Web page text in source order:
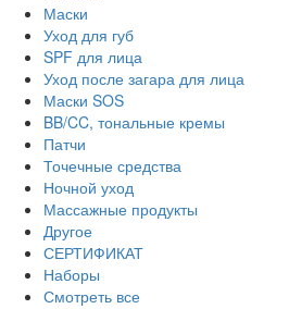
Маски
Уход для губ
SPF для лица
Уход после загара для лица
Маски SOS
BB/CC, тональные кремы
Патчи
Точечные средства
Ночной уход
Массажные продукты
Другое
СЕРТИФИКАТ
Наборы
Смотреть все